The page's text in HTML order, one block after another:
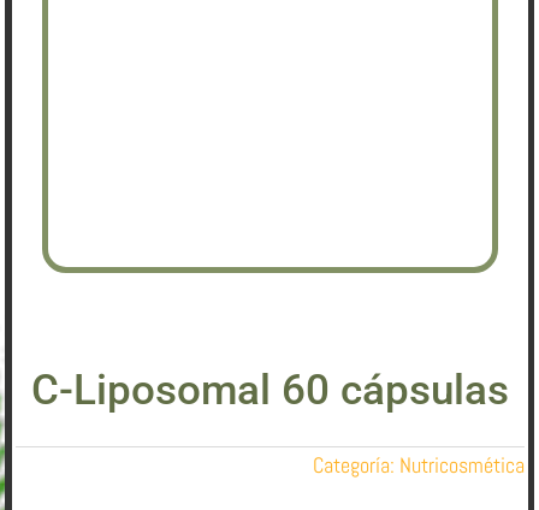
C-Liposomal 60 cápsulas
Categoría: Nutricosmética